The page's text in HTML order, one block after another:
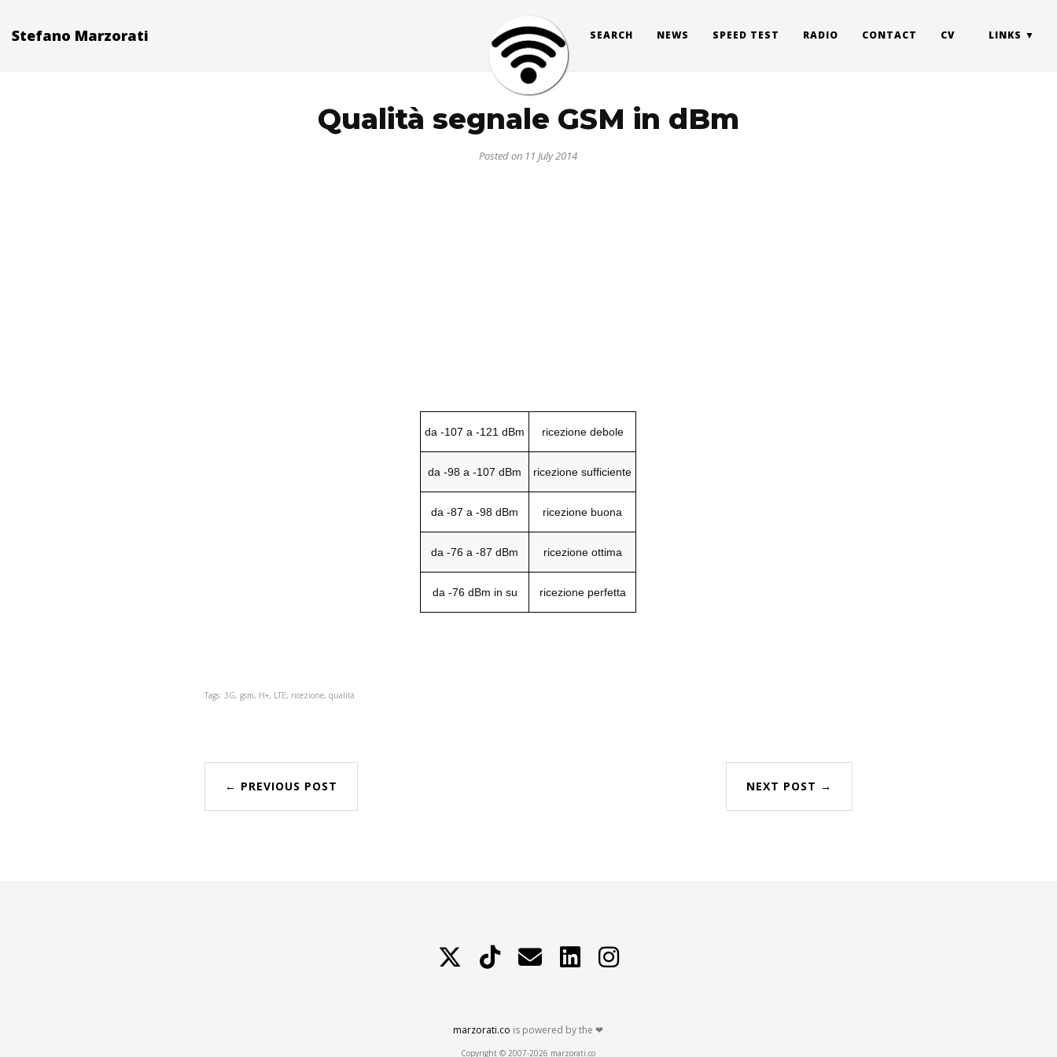
Stefano Marzorati SEARCH NEWS SPEED TEST RADIO CONTACT CV LINKS
Qualità segnale GSM in dBm
Posted on 11 July 2014
da -107 a -121 dBm ricezione debole
da -98 a -107 dBm ricezione sufficiente
da -87 a -98 dBm ricezione buona
da -76 a -87 dBm ricezione ottima
da -76 dBm in su ricezione perfetta
Tags: 3G, gsm, H+, LTE, ricezione, qualità
← PREVIOUS POST NEXT POST →
TikTok Contattami LinkedIn
marzorati.co is powered by the ❤
Copyright © 2007-2026 marzorati.co